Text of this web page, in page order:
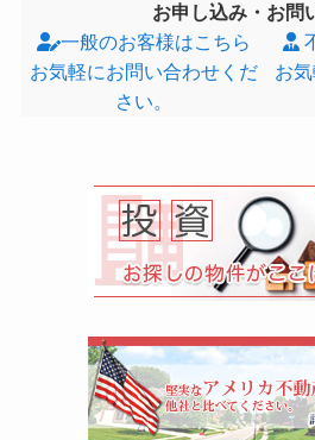
お申し込み・お問
一般のお客様はこちら
お気軽にお問い合わせくだ
さい。
お